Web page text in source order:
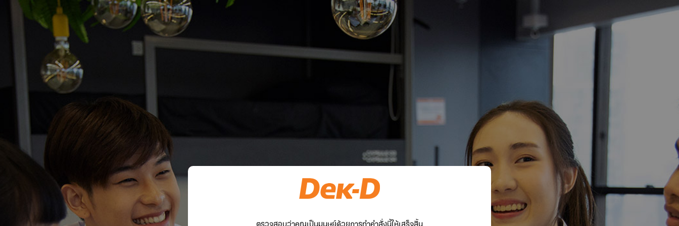
ตรวจสอบว่าคุณเป็นมนุษย์ด้วยการทำคำสั่งนี้ให้เสร็จสิ้น